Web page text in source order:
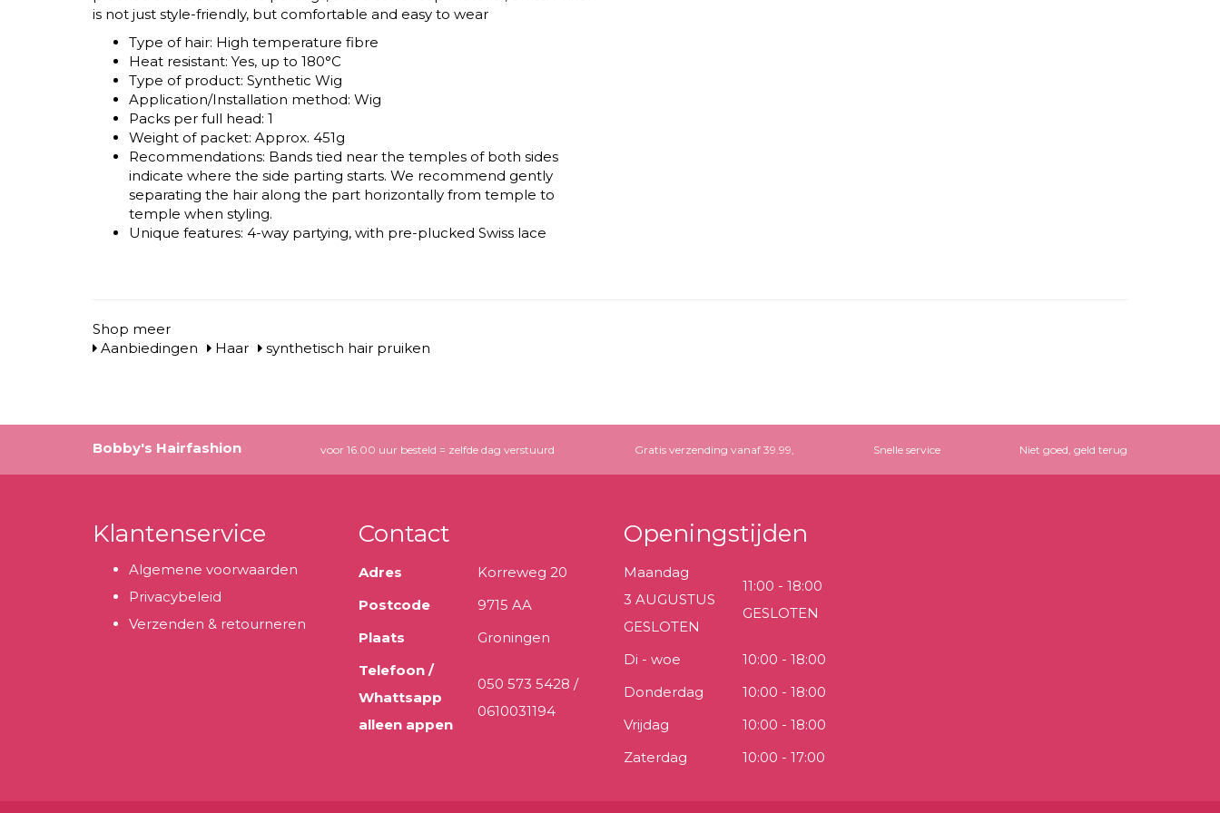
is not just style-friendly, but comfortable and easy to wear
Type of hair: High temperature fibre
Heat resistant: Yes, up to 180°C
Type of product: Synthetic Wig
Application/Installation method: Wig
Packs per full head: 1
Weight of packet: Approx. 451g
Recommendations: Bands tied near the temples of both sides
indicate where the side parting starts. We recommend gently
separating the hair along the part horizontally from temple to
temple when styling.
Unique features: 4-way partying, with pre-plucked Swiss lace
Shop meer
Aanbiedingen
Haar synthetisch hair pruiken
Bobby's Hairfashion voor 16.00 uur besteld = zelfde dag verstuurd Gratis verzending vanaf 39.99, Snelle service Niet goed, geld terug
Klantenservice
Algemene voorwaarden
Privacybeleid
Verzenden & retourneren
Contact
Adres
Korreweg 20
Postcode
9715 AA
Plaats
Groningen
Telefoon /
Whattsapp
alleen appen
050 573 5428 /
0610031194
Openingstijden
Maandag
3 AUGUSTUS
GESLOTEN
11:00 - 18:00
GESLOTEN
Di - woe
10:00 - 18:00
Donderdag
10:00 - 18:00
Vrijdag
10:00 - 18:00
Zaterdag
10:00 - 17:00